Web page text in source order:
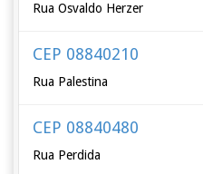
Rua Osvaldo Herzer
CEP 08840210
Rua Palestina
CEP 08840480
Rua Perdida